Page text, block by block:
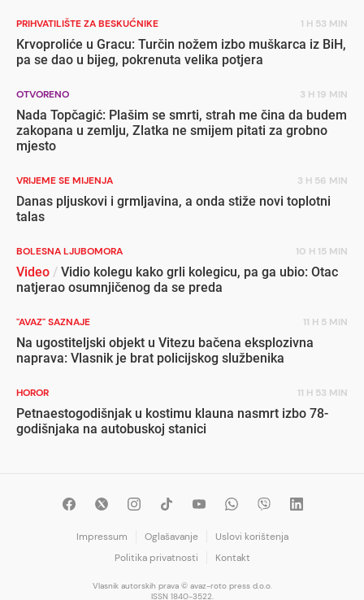
PRIHVATILIŠTE ZA BESKUĆNIKE 1 H 53 MIN
Krvoproliće u Gracu: Turčin nožem izbo muškarca iz BiH,
pa se dao u bijeg, pokrenuta velika potjera
OTVORENO 3 H 19 MIN
Nada Topčagić: Plašim se smrti, strah me čina da budem
zakopana u zemlju, Zlatka ne smijem pitati za grobno
mjesto
VRIJEME SE MIJENJA 3 H 56 MIN
Danas pljuskovi i grmljavina, a onda stiže novi toplotni
talas
BOLESNA LJUBOMORA 10 H 15 MIN
Video / Vidio kolegu kako grli kolegicu, pa ga ubio: Otac
natjerao osumnjičenog da se preda
"AVAZ" SAZNAJE 11 H 5 MIN
Na ugostiteljski objekt u Vitezu bačena eksplozivna
naprava: Vlasnik je brat policijskog službenika
HOROR 11 H 53 MIN
Petnaestogodišnjak u kostimu klauna nasmrt izbo 78-
godišnjaka na autobuskoj stanici
Impressum Oglašavanje
Uslovi korištenja
Politika privatnosti
Kontakt
Vlasnik autorskih prava © avaz-roto press d.o.o.
ISSN 1840-3522.